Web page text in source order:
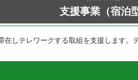
支援事業（宿泊
しテレワークする取組を支援します。